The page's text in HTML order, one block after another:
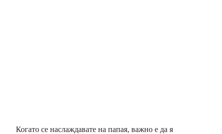
Когато се наслаждавате на папая, важно е да я